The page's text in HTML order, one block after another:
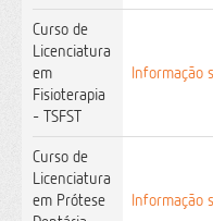
Curso de
Licenciatura
em
Fisioterapia
- TSFST
Informação
Curso de
Licenciatura
em Prótese
Informação